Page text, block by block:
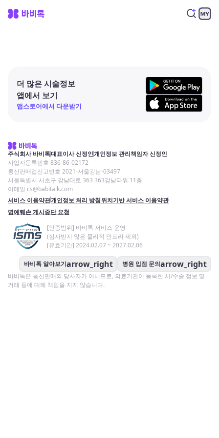
더 많은 시술정보
앱에서 보기
앱스토어에서 다운받기
주식회사 바비톡대표이사 신정인개인정보 관리책임자 신정인
사업자등록번호 836-86-02172
통신판매업신고번호 2021-서울강남-03497
서울특별시 서초구 강남대로 363 363강남타워 11층
이메일 cs@babitalk.com
서비스 이용약관개인정보 처리 방침위치기반 서비스 이용약관
명예훼손 게시중단 요청
[인증범위] 바비톡 서비스 운영
(심사받지 않은 물리적 인프라 제외)
[유효기간] 2024.02.07 ~ 2027.02.06
바비톡 알아보기arrow_right 병원 입점 문의arrow_right
바비톡은 통신판매의 당사자가 아니므로, 의료기관이 등록한 시/수술 정보 및
거래 등에 대해 책임을 지지 않습니다.